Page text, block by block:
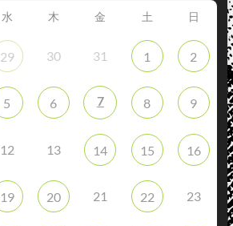
水 木 金 土 日
29 30 31 1 2
5 6 7 8 9
12 13 14 15 16
19 20 21 22 23